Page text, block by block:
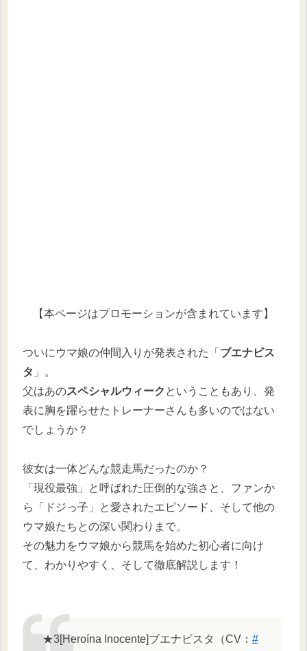
【本ページはプロモーションが含まれています】
ついにウマ娘の仲間入りが発表された「 ブエナビス
タ 」。
父はあのスペシャルウィーク ということもあり、発
表に胸を躍らせたトレーナーさんも多いのではない
でしょうか？
彼女は一体どんな競走馬だったのか？
「現役最強」と呼ばれた圧倒的な強さと、ファンか
ら「ドジっ子」と愛されたエピソード、そして他の
ウマ娘たちとの深い関わりまで。
その魅力をウマ娘から競馬を始めた初心者に向け
て、わかりやすく、そして徹底解説します！
★3[Heroína Inocente]ブエナビスタ（CV： #